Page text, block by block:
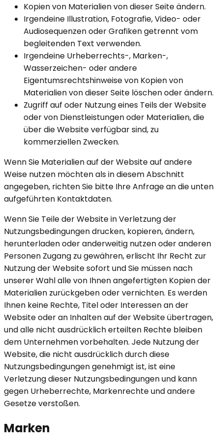
Kopien von Materialien von dieser Seite ändern.
Irgendeine Illustration, Fotografie, Video- oder
Audiosequenzen oder Grafiken getrennt vom
begleitenden Text verwenden.
Irgendeine Urheberrechts-, Marken-,
Wasserzeichen- oder andere
Eigentumsrechtshinweise von Kopien von
Materialien von dieser Seite löschen oder ändern.
Zugriff auf oder Nutzung eines Teils der Website
oder von Dienstleistungen oder Materialien, die
über die Website verfügbar sind, zu
kommerziellen Zwecken.
Wenn Sie Materialien auf der Website auf andere
Weise nutzen möchten als in diesem Abschnitt
angegeben, richten Sie bitte Ihre Anfrage an die unten
aufgeführten Kontaktdaten.
Wenn Sie Teile der Website in Verletzung der
Nutzungsbedingungen drucken, kopieren, ändern,
herunterladen oder anderweitig nutzen oder anderen
Personen Zugang zu gewähren, erlischt Ihr Recht zur
Nutzung der Website sofort und Sie müssen nach
unserer Wahl alle von Ihnen angefertigten Kopien der
Materialien zurückgeben oder vernichten. Es werden
Ihnen keine Rechte, Titel oder Interessen an der
Website oder an Inhalten auf der Website übertragen,
und alle nicht ausdrücklich erteilten Rechte bleiben
dem Unternehmen vorbehalten. Jede Nutzung der
Website, die nicht ausdrücklich durch diese
Nutzungsbedingungen genehmigt ist, ist eine
Verletzung dieser Nutzungsbedingungen und kann
gegen Urheberrechte, Markenrechte und andere
Gesetze verstoßen.
Marken